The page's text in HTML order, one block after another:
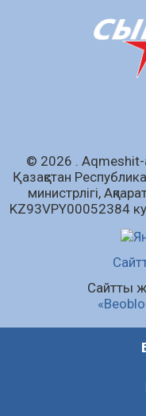
Мектептен –
Ағза донорлығы
түсіндіру
донорлық
тақырыбында
құрамы
04.08.2026
© 2026 . Аqmeshit-
Қазақстан
министрлігі,
KZ93VPY00052384
Сайтты